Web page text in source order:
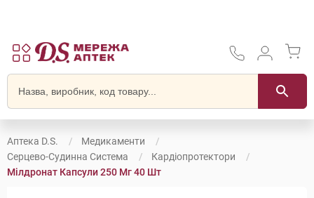
Аптека D.S.
Медикаменти
Серцево-Судинна Система
Кардіопротектори
Мілдронат Капсули 250 Мг 40 Шт